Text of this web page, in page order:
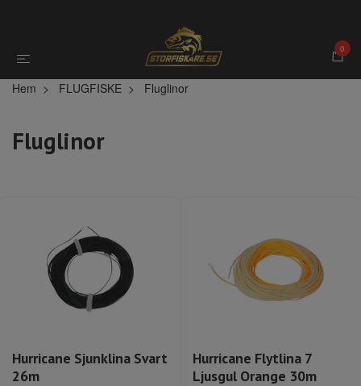
0
Hem FLUGFISKE Fluglinor
Fluglinor
Hurricane Sjunklina Svart
26m
Hurricane Flytlina 7
Ljusgul Orange 30m